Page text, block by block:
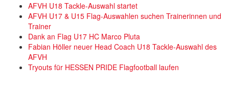
AFVH U18 Tackle-Auswahl startet
AFVH U17 & U15 Flag-Auswahlen suchen Trainerinnen und
Trainer
Dank an Flag U17 HC Marco Pluta
Fabian Höller neuer Head Coach U18 Tackle-Auswahl des
AFVH
Tryouts für HESSEN PRIDE Flagfootball laufen